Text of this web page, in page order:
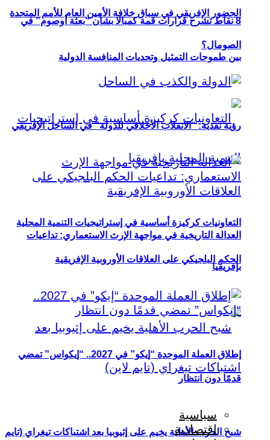
الحضور الإفريقي في سباق خلافة الأمين العام للأمم المتحدة
بين طموحات التمثيل وتحديات المنافسة الدولية
التعاونيات كركيزة أساسية في إستراتيجيات التنمية المحلية
بإفريقيا
شبح الحرب الأهلية يخيم على إثيوبيا بعد اشتباكات تيغراي (تايم
8 نقاط تشرح قرارات قمة كمبالا بشأن “بعثة أوصوم” في
الصومال؟
رؤية نقدية: “الانقلاب الأخلاقي للدولة” في الساحل الإفريقي
العدالة التاريخية في مواجهة الإرث الاستعماري: تداعيات
الحكم البلجيكي على العلاقات الأوروبية الإفريقية
إطلاق العملة الموحدة “إيكو” في 2027.. “إيكواس” تمضي
قدمًا دون انتظار
سياسية
اقتصادية